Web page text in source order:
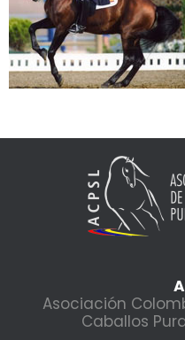
Asociación
Caballos